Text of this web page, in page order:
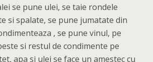
se pune ulei, se taie rondele
si spalate, se pune jumatate din
, se pune vinul, pe
si restul de condimente pe
apa si ulei se face un amestec cu